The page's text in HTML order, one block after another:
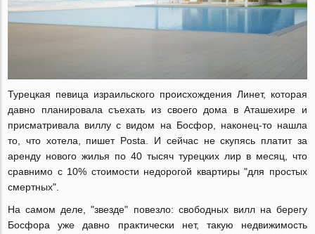
Турецкая певица израильского происхождения Линет, которая
давно планировала съехать из своего дома в Аташехире и
присматривала виллу с видом на Босфор, наконец-то нашла
то, что хотела, пишет Posta. И сейчас не скупясь платит за
аренду нового жилья по 40 тысяч турецких лир в месяц, что
сравнимо с 10% стоимости недорогой квартиры "для простых
смертных".
На самом деле, "звезде" повезло: свободных вилл на берегу
Босфора уже давно практически нет, такую недвижимость